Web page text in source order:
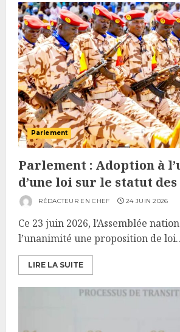
Parlement
Parlement : Adoption à
d’une loi sur le statut
RÉDACTEUR EN CHEF 24 JUIN 2026
Ce 23 juin 2026, l’Assemblée
l’unanimité une proposition de
LIRE LA SUITE